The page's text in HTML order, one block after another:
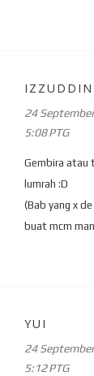
24
5:08 PTG
Gembira atau
lumrah :D
(Bab yang x
buat mcm
YUI
24
5:12 PTG